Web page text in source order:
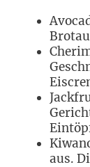
aus.